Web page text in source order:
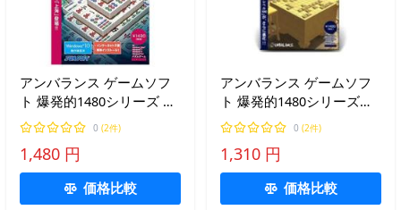
アンバランス ゲームソフ
ト 爆発的1480シリーズ ベ
ストセレクション 上海 -十
二支(鼠編)-
0 (2件)
1,480 円
価格比較
アンバランス ゲームソフ
ト 爆発的1480シリーズベ
ストセレクション 100万人
のための3D将棋
0 (2件)
1,310 円
価格比較